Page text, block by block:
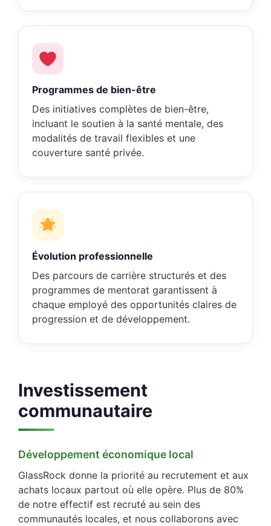
Programmes de bien-être
Des initiatives complètes de bien-être,
incluant le soutien à la santé mentale, des
modalités de travail flexibles et une
couverture santé privée.
Évolution professionnelle
Des parcours de carrière structurés et des
programmes de mentorat garantissent à
chaque employé des opportunités claires de
progression et de développement.
Investissement
communautaire
Développement économique local
GlassRock donne la priorité au recrutement et aux
achats locaux partout où elle opère. Plus de 80%
de notre effectif est recruté au sein des
communautés locales, et nous collaborons avec